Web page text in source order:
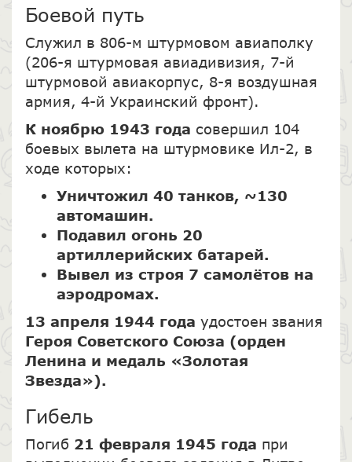
Боевой путь
Служил в 806-м штурмовом авиаполку
(206-я штурмовая авиадивизия, 7-й
штурмовой авиакорпус, 8-я воздушная
армия, 4-й Украинский фронт).
К ноябрю 1943 года совершил 104
боевых вылета на штурмовике Ил-2, в
ходе которых:
Уничтожил 40 танков, ~130
автомашин.
Подавил огонь 20
артиллерийских батарей.
Вывел из строя 7 самолётов на
аэродромах.
13 апреля 1944 года удостоен звания
Героя Советского Союза (орден
Ленина и медаль «Золотая
Звезда»).
Гибель
Погиб 21 февраля 1945 года при